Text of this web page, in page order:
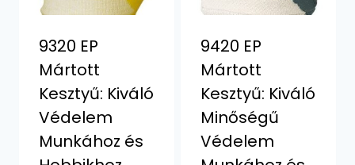
9320 EP
Mártott
Kesztyű: Kiváló
Védelem
Munkához és
9420 EP
Mártott
Kesztyű: Kiváló
Minőségű
Védelem